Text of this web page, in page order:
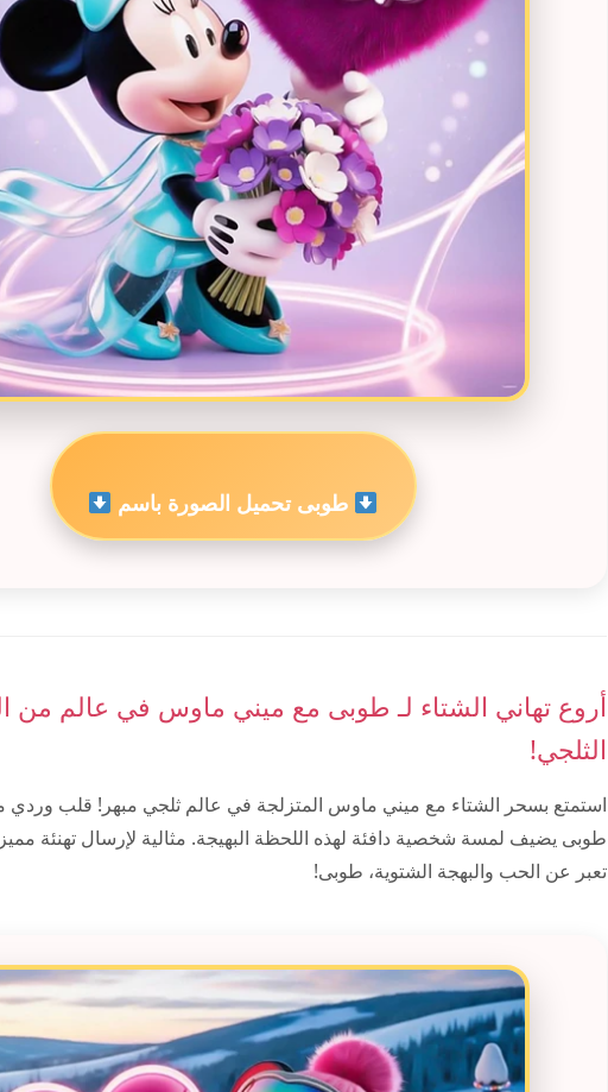
طوبى تحميل الصورة باسم
أروع تهاني الشتاء لـ طوبى مع ميني ماوس في عالم من
الثلجي!
استمتع بسحر الشتاء مع ميني ماوس المتزلجة في عالم ثلجي مبهر! قلب
طوبى يضيف لمسة شخصية دافئة لهذه اللحظة البهيجة. مثالية لإرسال تهنئة
تعبر عن الحب والبهجة الشتوية، طوبى!